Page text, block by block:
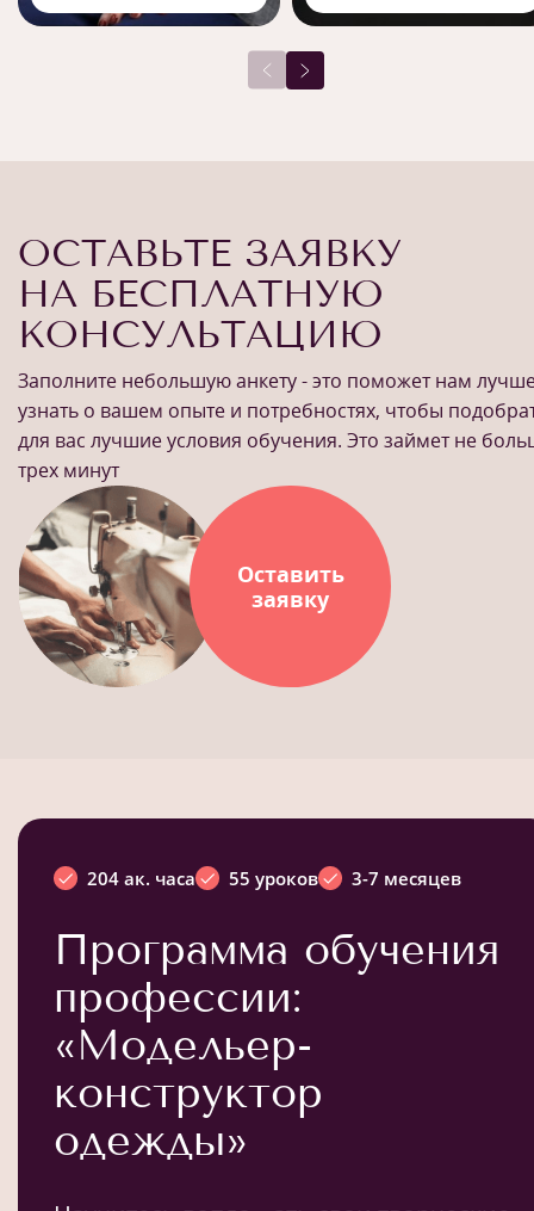
ОСТАВЬТЕ ЗАЯВКУ
НА БЕСПЛАТНУЮ
КОНСУЛЬТАЦИЮ
Заполните небольшую анкету - это поможет нам
узнать о вашем опыте и потребностях, чтобы
для вас лучшие условия обучения. Это займет не
трех минут
Оставить
заявку
204 ак. часа 55 уроков 3-7 месяцев
Программа обучения
профессии:
«Модельер-
конструктор
одежды»